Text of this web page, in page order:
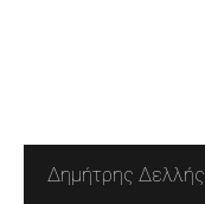
Δημήτρης Δελλής